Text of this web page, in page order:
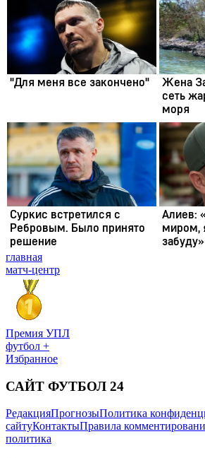
главная
матч-центр
Премия УПЛ
футбол +
Избранное
САЙТ ФУТБОЛ 24
РедакцияПрогнозыПолитика
сайтуКонтактыПравила
политика